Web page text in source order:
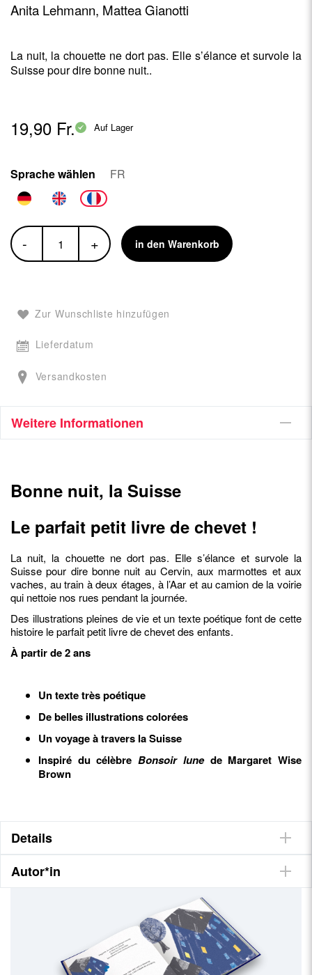
Anita Lehmann, Mattea Gianotti
La nuit, la chouette ne dort pas. Elle s’élance et survole la
Suisse pour dire bonne nuit..
19,90 Fr. Auf Lager
Sprache wählen FR
- + in den Warenkorb
Zur Wunschliste hinzufügen
Lieferdatum
Versandkosten
Weitere Informationen
Bonne nuit, la Suisse
Le parfait petit livre de chevet !
La nuit, la chouette ne dort pas. Elle s’élance et survole la
Suisse pour dire bonne nuit au Cervin, aux marmottes et aux
vaches, au train à deux étages, à l’Aar et au camion de la voirie
qui nettoie nos rues pendant la journée.
Des illustrations pleines de vie et un texte poétique font de cette
histoire le parfait petit livre de chevet des enfants.
À partir de 2 ans
Un texte très poétique
De belles illustrations colorées
Un voyage à travers la Suisse
Inspiré du célèbreBonsoir lunede Margaret Wise
Brown
Details
Autor*in